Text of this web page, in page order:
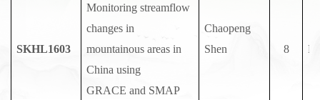
SKHL1603
Monitoring streamflow
changes in
mountainous areas in
China using
GRACE and SMAP
Chaopeng
Shen
8